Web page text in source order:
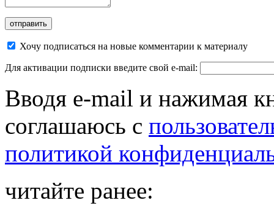
Хочу подписаться на новые комментарии к материалу
Для активации подписки введите свой e-mail:
Вводя e-mail и нажимая
соглашаюсь с
политикой
читайте ранее: